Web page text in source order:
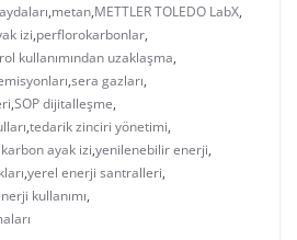
,metan,METTLER TOLEDO LabX,
izi,perflorokarbonlar,
kullanımından uzaklaşma,
,sera gazları,
,SOP dijitalleşme,
,tedarik zinciri yönetimi,
ayak izi,yenilenebilir enerji,
,yerel enerji santralleri,
kullanımı,